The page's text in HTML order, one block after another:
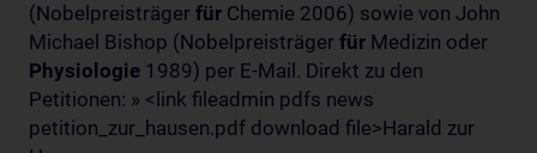
(Nobelpreisträger für Chemie 2006) sowie von John
Michael Bishop (Nobelpreisträger für Medizin oder
Physiologie 1989) per E-Mail. Direkt zu den
Petitionen: » <link fileadmin pdfs news
petition_zur_hausen.pdf download file>Harald zur